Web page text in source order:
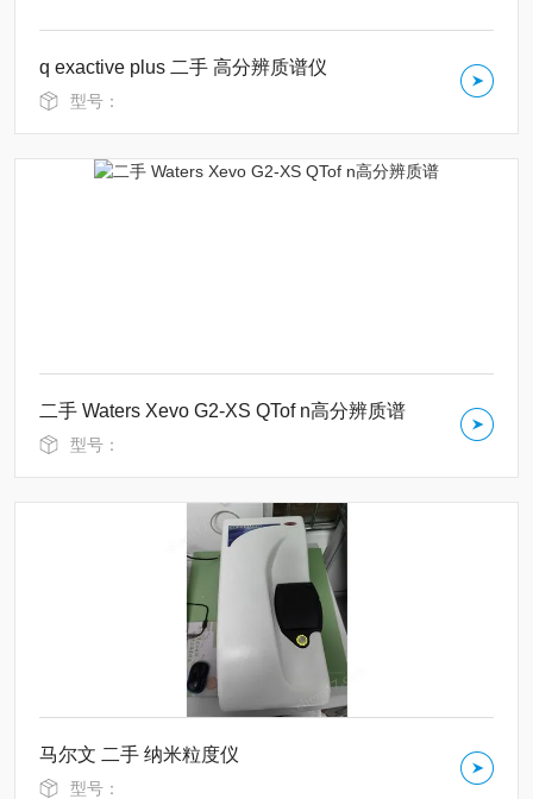
q exactive plus 二手 高分辨质谱仪
型号：
二手 Waters Xevo G2-XS QTof n高分辨质谱
型号：
马尔文 二手 纳米粒度仪
型号：